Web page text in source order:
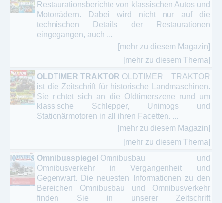
Restaurationsberichte von klassischen Autos und
Motorrädern. Dabei wird nicht nur auf die
technischen Details der Restaurationen
eingegangen, auch ...
[mehr zu diesem Magazin]
[mehr zu diesem Thema]
OLDTIMER TRAKTOR OLDTIMER TRAKTOR
ist die Zeitschrift für historische Landmaschinen.
Sie richtet sich an die Oldtimerszene rund um
klassische Schlepper, Unimogs und
Stationärmotoren in all ihren Facetten. ...
[mehr zu diesem Magazin]
[mehr zu diesem Thema]
Omnibusspiegel Omnibusbau und
Omnibusverkehr in Vergangenheit und
Gegenwart. Die neuesten Informationen zu den
Bereichen Omnibusbau und Omnibusverkehr
finden Sie in unserer Zeitschrift